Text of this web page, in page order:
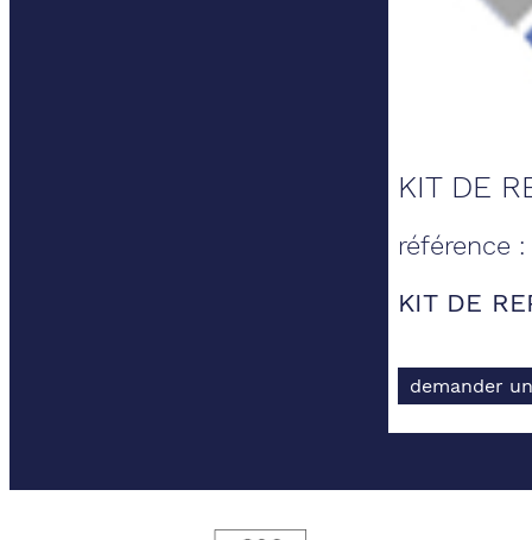
KIT DE
référence :
KIT DE
demander